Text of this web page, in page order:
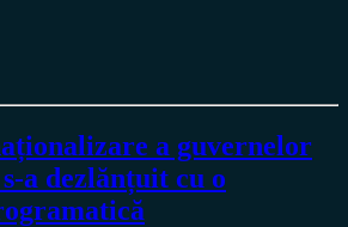
a guvernelor
a dezlănțuit cu o